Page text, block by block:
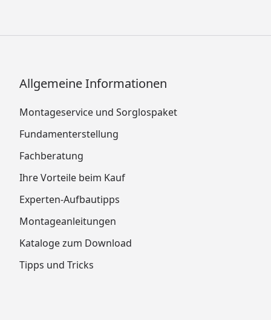
Allgemeine Informationen
Montageservice und Sorglospaket
Fundamenterstellung
Fachberatung
Ihre Vorteile beim Kauf
Experten-Aufbautipps
Montageanleitungen
Kataloge zum Download
Tipps und Tricks